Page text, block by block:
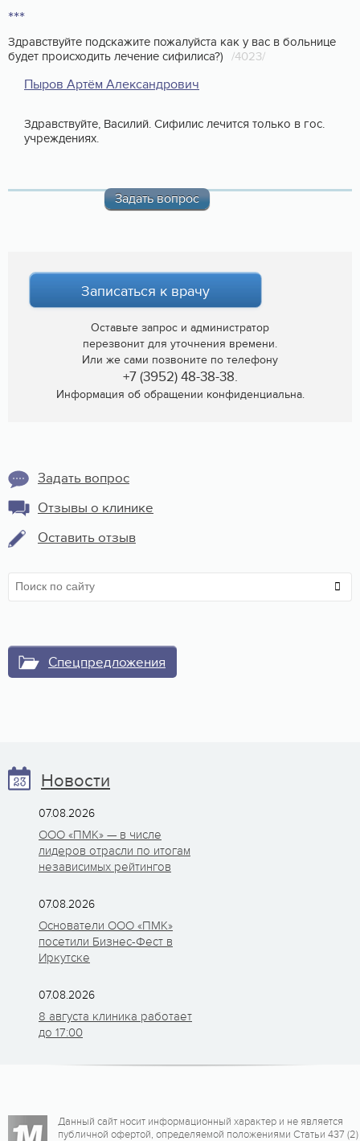
***
Здравствуйте подскажите пожалуйста как у вас в больнице
будет происходить лечение сифилиса?)
/4023/
Задать вопрос
Пыров Артём Александрович
Здравствуйте, Василий. Сифилис лечится только в гос.
учреждениях.
Записаться к врачу
Оставьте запрос и администратор
перезвонит для уточнения времени.
Или же сами позвоните по телефону
+7 (3952) 48-38-38.
Информация об обращении конфиденциальна.
Задать вопрос
Отзывы о клинике
Оставить отзыв
Спецпредложения
Новости
07.08.2026
ООО «ПМК» — в числе
лидеров отрасли по итогам
независимых рейтингов
07.08.2026
Основатели ООО «ПМК»
посетили Бизнес-Фест в
Иркутске
07.08.2026
8 августа клиника работает
до 17:00
Данный сайт носит информационный характер и не является
публичной офертой, определяемой положениями Статьи 437 (2)